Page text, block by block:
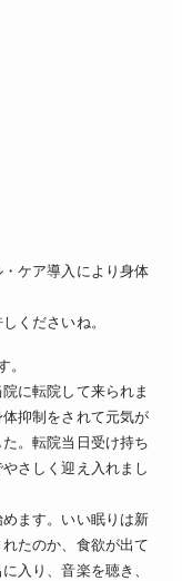
ケア導入により身体
くださいね。
。
に転院して来られま
抑制をされて元気が
。転院当日受け持ち
さしく迎え入れまし
ます。いい眠りは新
たのか、食欲が出て
入り、音楽を聴き、